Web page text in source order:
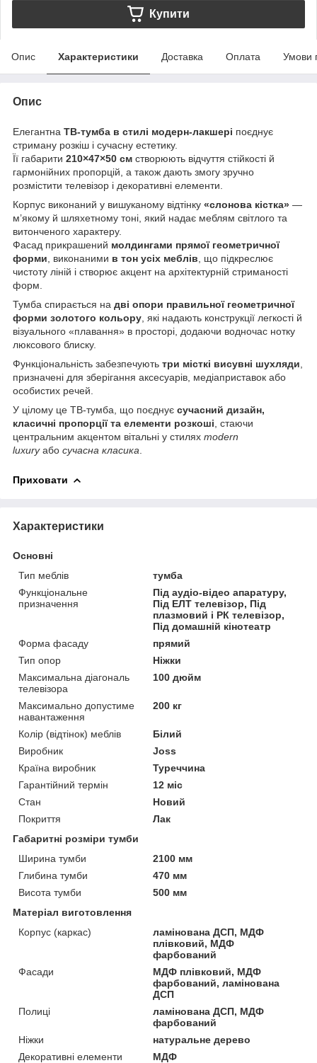
Купити
Опис Характеристики Доставка Оплата Умови
Опис
Елегантна ТВ-тумба в стилі модерн-лакшері поєднує
стриману розкіш і сучасну естетику.
Її габарити 210×47×50 см створюють відчуття стійкості й
гармонійних пропорцій, а також дають змогу зручно
розмістити телевізор і декоративні елементи.
Корпус виконаний у вишуканому відтінку «слонова кістка» —
м’якому й шляхетному тоні, який надає меблям світлого та
витонченого характеру.
Фасад прикрашений молдингами прямої геометричної
форми , виконаними в тон усіх меблів , що підкреслює
чистоту ліній і створює акцент на архітектурній стриманості
форм.
Тумба спирається на дві опори правильної геометричної
форми золотого кольору , які надають конструкції легкості й
візуального «плавання» в просторі, додаючи водночас нотку
люксового блиску.
Функціональність забезпечують три місткі висувні шухляди
призначені для зберігання аксесуарів, медіаприставок або
особистих речей.
У цілому це ТВ-тумба, що поєднує сучасний дизайн,
класичні пропорції та елементи розкоші , стаючи
центральним акцентом вітальні у стилях modern
luxuryабо сучасна класика
Приховати
Характеристики
Основні
Тип меблів
тумба
Функціональне
призначення
Під аудіо-відео апаратуру,
Під ЕЛТ телевізор, Під
плазмовий і РК телевізор,
Під домашній кінотеатр
Форма фасаду
прямий
Тип опор
Ніжки
Максимальна діагональ
телевізора
100 дюйм
Максимально допустиме
навантаження
200 кг
Колір (відтінок) меблів
Білий
Виробник
Joss
Країна виробник
Туреччина
Гарантійний термін
12 міс
Стан
Новий
Покриття
Лак
Габаритні розміри тумби
Ширина тумби
2100 мм
Глибина тумби
470 мм
Висота тумби
500 мм
Матеріал виготовлення
Корпус (каркас)
ламінована ДСП, МДФ
плівковий, МДФ
фарбований
Фасади
МДФ плівковий, МДФ
фарбований, ламінована
ДСП
Полиці
ламінована ДСП, МДФ
фарбований
Ніжки
натуральне дерево
Декоративні елементи
МДФ